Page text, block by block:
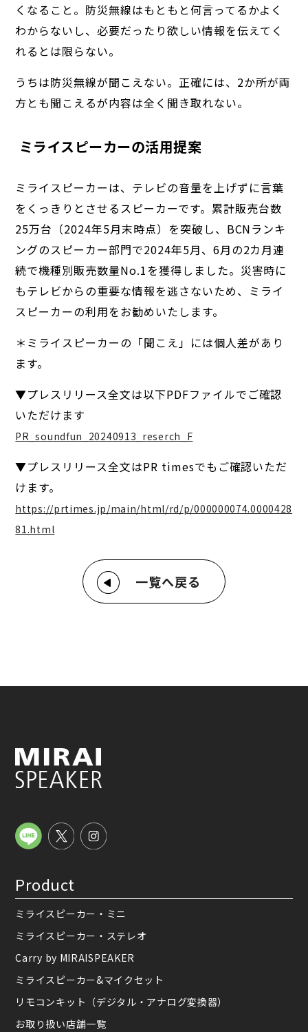
くなること。防災無線はもともと何言ってるかよく
わからないし、必要だったり欲しい情報を伝えてく
れるとは限らない。
うちは防災無線が聞こえない。正確には、2か所が両
方とも聞こえるが内容は全く聞き取れない。
ミライスピーカーの活用提案
ミライスピーカーは、テレビの音量を上げずに言葉
をくっきりとさせるスピーカーです。累計販売台数
25万台（2024年5月末時点）を突破し、BCNランキ
ングのスピーカー部門で2024年5月、6月の2カ月連
続で機種別販売数量No.1を獲得しました。災害時に
もテレビからの重要な情報を逃さないため、ミライ
スピーカーの利用をお勧めいたします。
＊ミライスピーカーの「聞こえ」には個人差があり
ます。
▼プレスリリース全文は以下PDFファイルでご確認
いただけます
PR_soundfun_20240913_reserch_F
▼プレスリリース全文はPR timesでもご確認いただ
けます。
https://prtimes.jp/main/html/rd/p/000000074.0000428
81.html
一覧へ戻る
Product
ミライスピーカー・ミニ
ミライスピーカー・ステレオ
Carry by MIRAISPEAKER
ミライスピーカー&マイクセット
リモコンキット（デジタル・アナログ変換器）
お取り扱い店舗一覧